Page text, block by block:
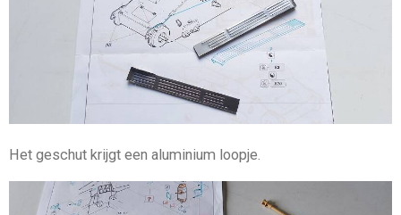
Het geschut krijgt een aluminium loopje.